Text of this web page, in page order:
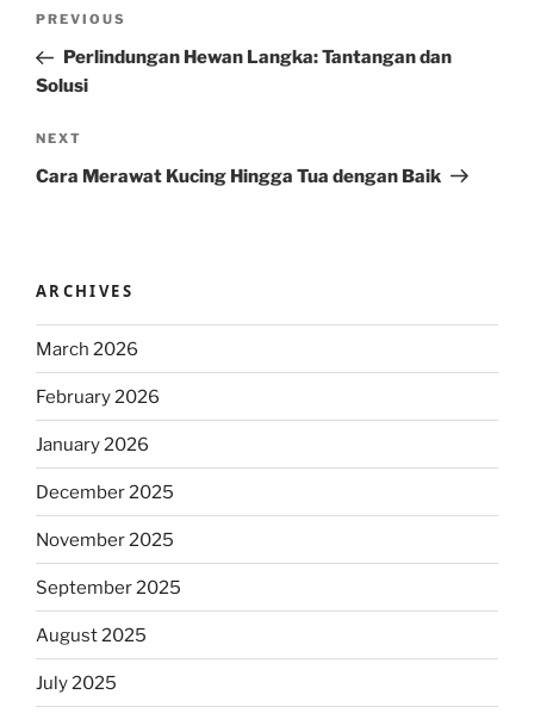
Previous
Post
PREVIOUS
Perlindungan Hewan Langka: Tantangan dan
Solusi
Next
Post
NEXT
Cara Merawat Kucing Hingga Tua dengan Baik
ARCHIVES
March 2026
February 2026
January 2026
December 2025
November 2025
September 2025
August 2025
July 2025